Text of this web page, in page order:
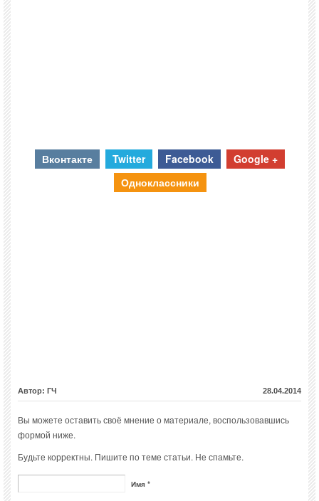
Вконтакте Twitter Facebook
Google +
Одноклассники
Автор: ГЧ 28.04.2014
Вы можете оставить своё мнение о материале, воспользовавшись
формой ниже.
Будьте корректны. Пишите по теме статьи. Не спамьте.
Имя *